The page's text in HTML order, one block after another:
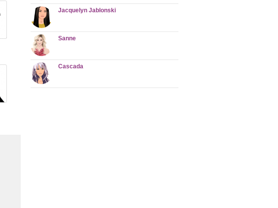
Jacquelyn Jablonski
Sanne
Cascada